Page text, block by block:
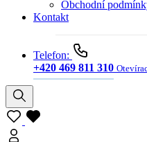
Obchodní
Kontakt
Telefon:
+420 469 811 310